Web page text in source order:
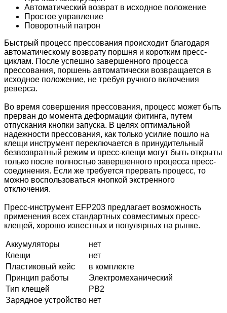
Автоматический возврат в исходное положение
Простое управление
Поворотный патрон
Быстрый процесс прессования происходит благодаря
автоматическому возврату поршня и коротким пресс-
циклам. После успешно завершенного процесса
прессования, поршень автоматически возвращается в
исходное положение, не требуя ручного включения
реверса.
Во время совершения прессования, процесс может быть
прерван до момента деформации фитинга, путем
отпускания кнопки запуска. В целях оптимальной
надежности прессования, как только усилие пошло на
клещи инструмент переключается в принудительный
безвозвратный режим и пресс-клещи могут быть открыты
только после полностью завершенного процесса пресс-
соединения. Если же требуется прервать процесс, то
можно воспользоваться кнопкой экстренного
отключения.
Пресс-инструмент ЕFР203 предлагает возможность
применения всех стандартных совместимых пресс-
клещей, хорошо известных и популярных на рынке.
Аккумуляторы
нет
Клещи
нет
Пластиковый кейс
в комплекте
Принцип работы
Электромеханический
Тип клещей
PB2
Зарядное устройство нет